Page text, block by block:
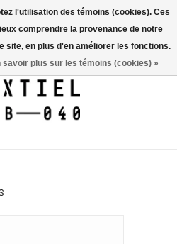
l'utilisation des témoins (cookies). Ces
comprendre la provenance de notre
site, en plus d'en améliorer les fonctions.
savoir plus sur les témoins (cookies) »